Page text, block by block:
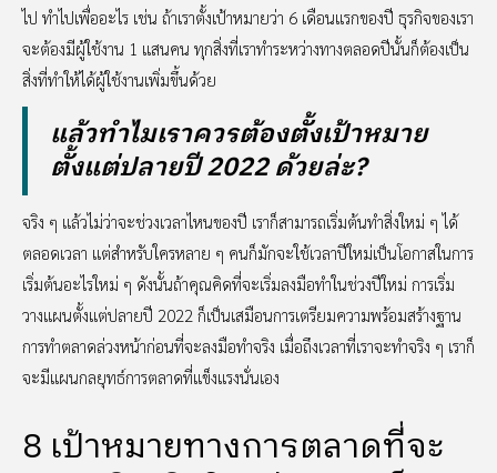
ไป ทำไปเพื่ออะไร เช่น ถ้าเราตั้งเป้าหมายว่า 6 เดือนแรกของปี ธุรกิจของเรา
จะต้องมีผู้ใช้งาน 1 แสนคน ทุกสิ่งที่เราทำระหว่างทางตลอดปีนั้นก็ต้องเป็น
สิ่งที่ทำให้ได้ผู้ใช้งานเพิ่มขึ้นด้วย
แล้วทำไมเราควรต้องตั้งเป้าหมาย
ตั้งแต่ปลายปี 2022 ด้วยล่ะ?
จริง ๆ แล้วไม่ว่าจะช่วงเวลาไหนของปี เราก็สามารถเริ่มต้นทำสิ่งใหม่ ๆ ได้
ตลอดเวลา แต่สำหรับใครหลาย ๆ คนก็มักจะใช้เวลาปีใหม่เป็นโอกาสในการ
เริ่มต้นอะไรใหม่ ๆ ดังนั้นถ้าคุณคิดที่จะเริ่มลงมือทำในช่วงปีใหม่ การเริ่ม
วางแผนตั้งแต่ปลายปี 2022 ก็เป็นเสมือนการเตรียมความพร้อมสร้างฐาน
การทำตลาดล่วงหน้าก่อนที่จะลงมือทำจริง เมื่อถึงเวลาที่เราจะทำจริง ๆ เราก็
จะมีแผนกลยุทธ์การตลาดที่แข็งแรงนั่นเอง
8 เป้าหมายทางการตลาดที่จะ